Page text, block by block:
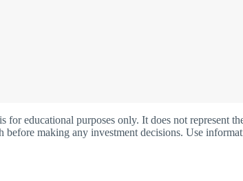
educational purposes only. It does not represent
before making any investment decisions. Use